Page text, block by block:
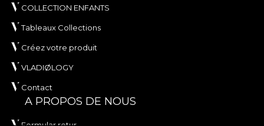
COLLECTION ENFANTS
Tableaux Collections
Créez votre produit
VLADIØLOGY
Contact
A PROPOS DE NOUS